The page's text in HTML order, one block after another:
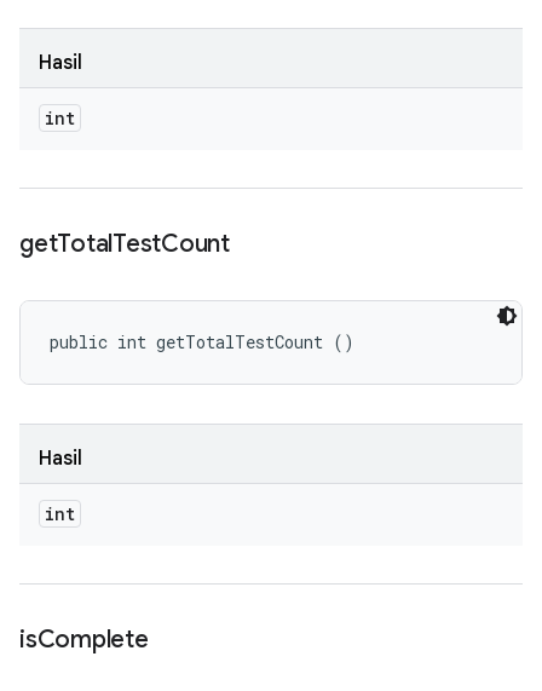
Hasil
int
getTotalTestCount
public int getTotalTestCount ()
Hasil
int
isComplete